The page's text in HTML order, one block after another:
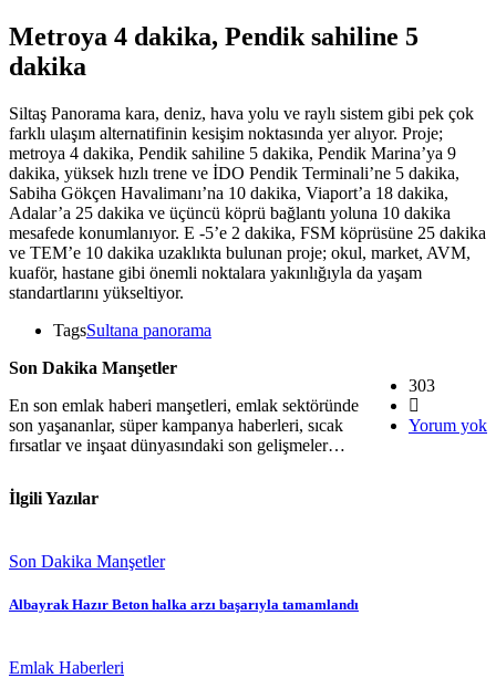
Metroya 4 dakika, Pendik sahiline 5
dakika
Siltaş Panorama kara, deniz, hava yolu ve raylı sistem gibi pek çok
farklı ulaşım alternatifinin kesişim noktasında yer alıyor. Proje;
metroya 4 dakika, Pendik sahiline 5 dakika, Pendik Marina’ya 9
dakika, yüksek hızlı trene ve İDO Pendik Terminali’ne 5 dakika,
Sabiha Gökçen Havalimanı’na 10 dakika, Viaport’a 18 dakika,
Adalar’a 25 dakika ve üçüncü köprü bağlantı yoluna 10 dakika
mesafede konumlanıyor. E -5’e 2 dakika, FSM köprüsüne 25 dakika
ve TEM’e 10 dakika uzaklıkta bulunan proje; okul, market, AVM,
kuaför, hastane gibi önemli noktalara yakınlığıyla da yaşam
standartlarını yükseltiyor.
TagsSultana panorama
303
Yorum yok
Son Dakika Manşetler
En son emlak haberi manşetleri, emlak sektöründe
son yaşananlar, süper kampanya haberleri, sıcak
fırsatlar ve inşaat dünyasındaki son gelişmeler…
İlgili Yazılar
Son Dakika Manşetler
Albayrak Hazır Beton halka arzı başarıyla tamamlandı
Emlak Haberleri